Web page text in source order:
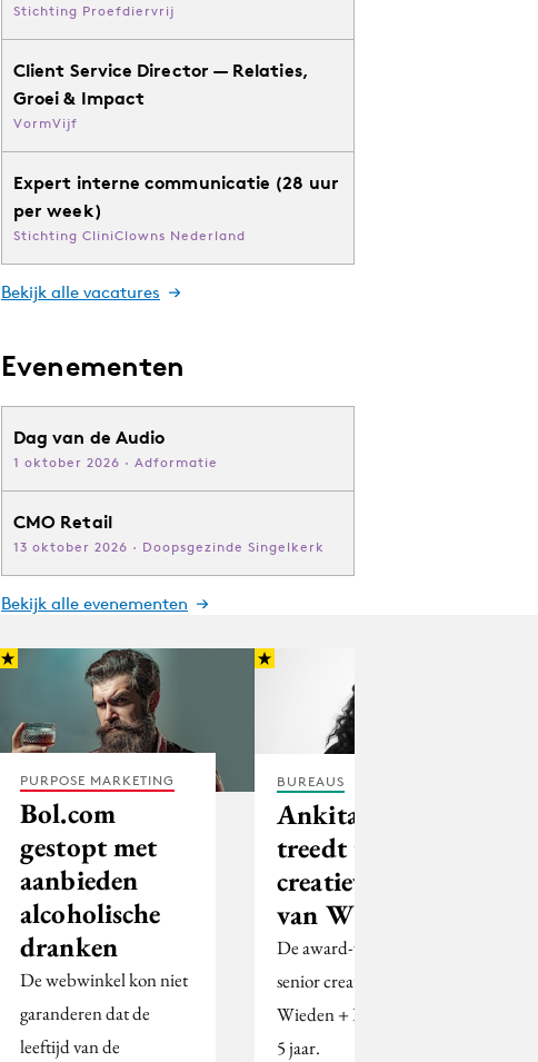
Stichting Proefdiervrij
Client Service Director — Relaties,
Groei & Impact
VormVijf
Expert interne communicatie (28 uur
per week)
Stichting CliniClowns Nederland
Bekijk alle vacatures
Evenementen
Dag van de Audio
1 oktober 2026 · Adformatie
CMO Retail
13 oktober 2026 · Doopsgezinde Singelkerk
Bekijk alle evenementen
PURPOSE MARKETING
Bol.com
gestopt met
aanbieden
alcoholische
dranken
De webwinkel kon niet
garanderen dat de
leeftijd van de
BUREAUS
Ankita Tobit
treedt toe tot
creatieve team
van We Are Pi
De award-winning
senior creatief verruilt
Wieden + Kennedy na
5 jaar.